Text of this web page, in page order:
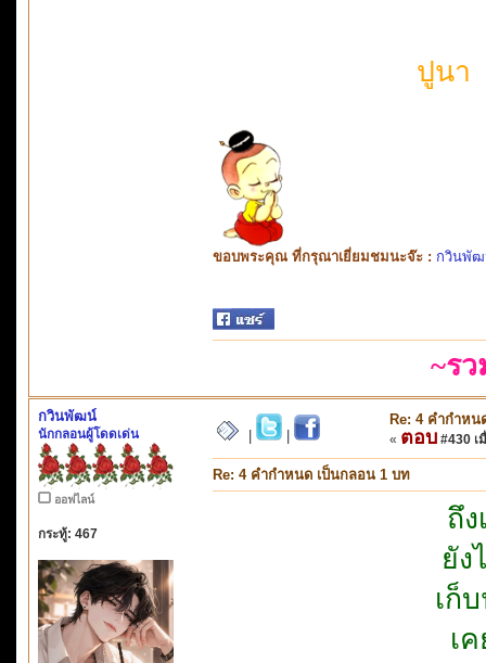
ปูนา
ขอบพระคุณ ที่กรุณาเยี่ยมชมนะจ๊ะ : กวินพั
~ร
กวินพัฒน์
นักกลอนผู้โดดเด่น
ออฟไลน์
กระทู้: 467
Re: 4 คำกำห
« ตอบ #430 เ
Re: 4 คำกำหนด เป็นกลอน 1 บท
ถึ
ยัง
เก็
เ